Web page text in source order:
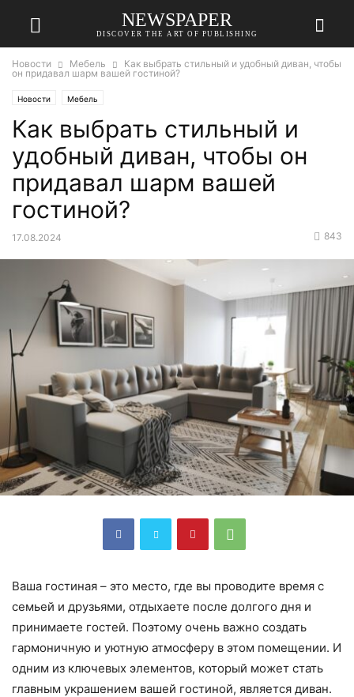
NEWSPAPER
DISCOVER THE ART OF PUBLISHING
Новости Мебель
Как выбрать стильный и удобный диван, чтобы
он придавал шарм вашей гостиной?
Новости Мебель
Как выбрать стильный и
удобный диван, чтобы он
придавал шарм вашей
гостиной?
17.08.2024 843
Ваша гостиная – это место, где вы проводите время с
семьей и друзьями, отдыхаете после долгого дня и
принимаете гостей. Поэтому очень важно создать
гармоничную и уютную атмосферу в этом помещении. И
одним из ключевых элементов, который может стать
главным украшением вашей гостиной, является диван.